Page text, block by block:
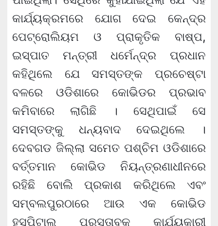
କାର୍ଯ୍ୟକ୍ରମରେ ଯୋଗ ଦେଇ କେନ୍ଦ୍ର
ପେଟ୍ରୋଲିୟମ ଓ ପ୍ରାକୃତିକ ବାଷ୍ପ,
ଇସ୍ପାତ ମନ୍ତ୍ରୀ ଧର୍ମେନ୍ଦ୍ର ପ୍ରଧାନ
କହିଥିଲେ ଯେ ସମସ୍ତଙ୍କ ପ୍ରଚେଷ୍ଟା
ବଳରେ ଓଡିଶାରେ କୋଭିଡର ପ୍ରଭାବ
କମିବାରେ ଲାଗିଛି । ସେଥିପାଇଁ ସେ
ସମସ୍ତଙ୍କୁ ଧନ୍ୟବାଦ ଦେଇଥିଲେ ।
ଦେବଗଡ ଜିଲ୍ଲା ସମେତ ପଶ୍ଚିମ ଓଡିଶାରେ
ବର୍ତ୍ତମାନ କୋଭିଡ ନିୟନ୍ତ୍ରଣାଧୀନରେ
ରହିଛି ବୋଲି ପ୍ରକାଶ କରିଥିଲେ ଏବଂ
ସମ୍ବଲପୁରଠାରେ ଆଉ ଏକ କୋଭିଡ
ହସ୍‌ପିଟାଲ ପ୍ରସ୍ତାବକୁ କାର୍ଯ୍ୟକାରୀ